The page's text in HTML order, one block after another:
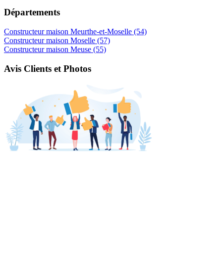
Départements
Constructeur maison Meurthe-et-Moselle (54)
Constructeur maison Moselle (57)
Constructeur maison Meuse (55)
Avis Clients et Photos